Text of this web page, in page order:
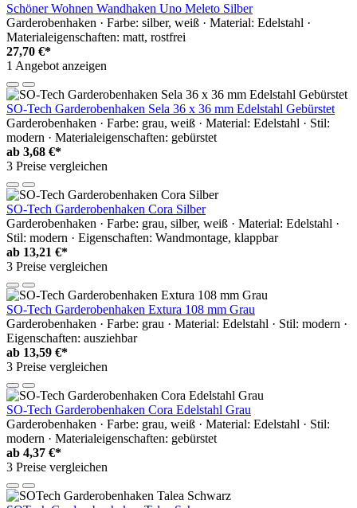
Schöner Wohnen Wandhaken Uno Meleto Silber
Garderobenhaken · Farbe: silber, weiß · Material: Edelstahl ·
Materialeigenschaften: matt, rostfrei
27,70 €*
1 Angebot anzeigen
SO-Tech Garderobenhaken Sela 36 x 36 mm Edelstahl Gebürstet
Garderobenhaken · Farbe: grau, weiß · Material: Edelstahl · Stil:
modern · Materialeigenschaften: gebürstet
ab 3,68 €*
3 Preise vergleichen
SO-Tech Garderobenhaken Cora Silber
Garderobenhaken · Farbe: grau, silber, weiß · Material: Edelstahl ·
Stil: modern · Eigenschaften: Wandmontage, klappbar
ab 13,21 €*
3 Preise vergleichen
SO-Tech Garderobenhaken Extura 108 mm Grau
Garderobenhaken · Farbe: grau · Material: Edelstahl · Stil: modern ·
Eigenschaften: ausziehbar
ab 13,59 €*
3 Preise vergleichen
SO-Tech Garderobenhaken Cora Edelstahl Grau
Garderobenhaken · Farbe: grau, weiß · Material: Edelstahl · Stil:
modern · Materialeigenschaften: gebürstet
ab 4,37 €*
3 Preise vergleichen